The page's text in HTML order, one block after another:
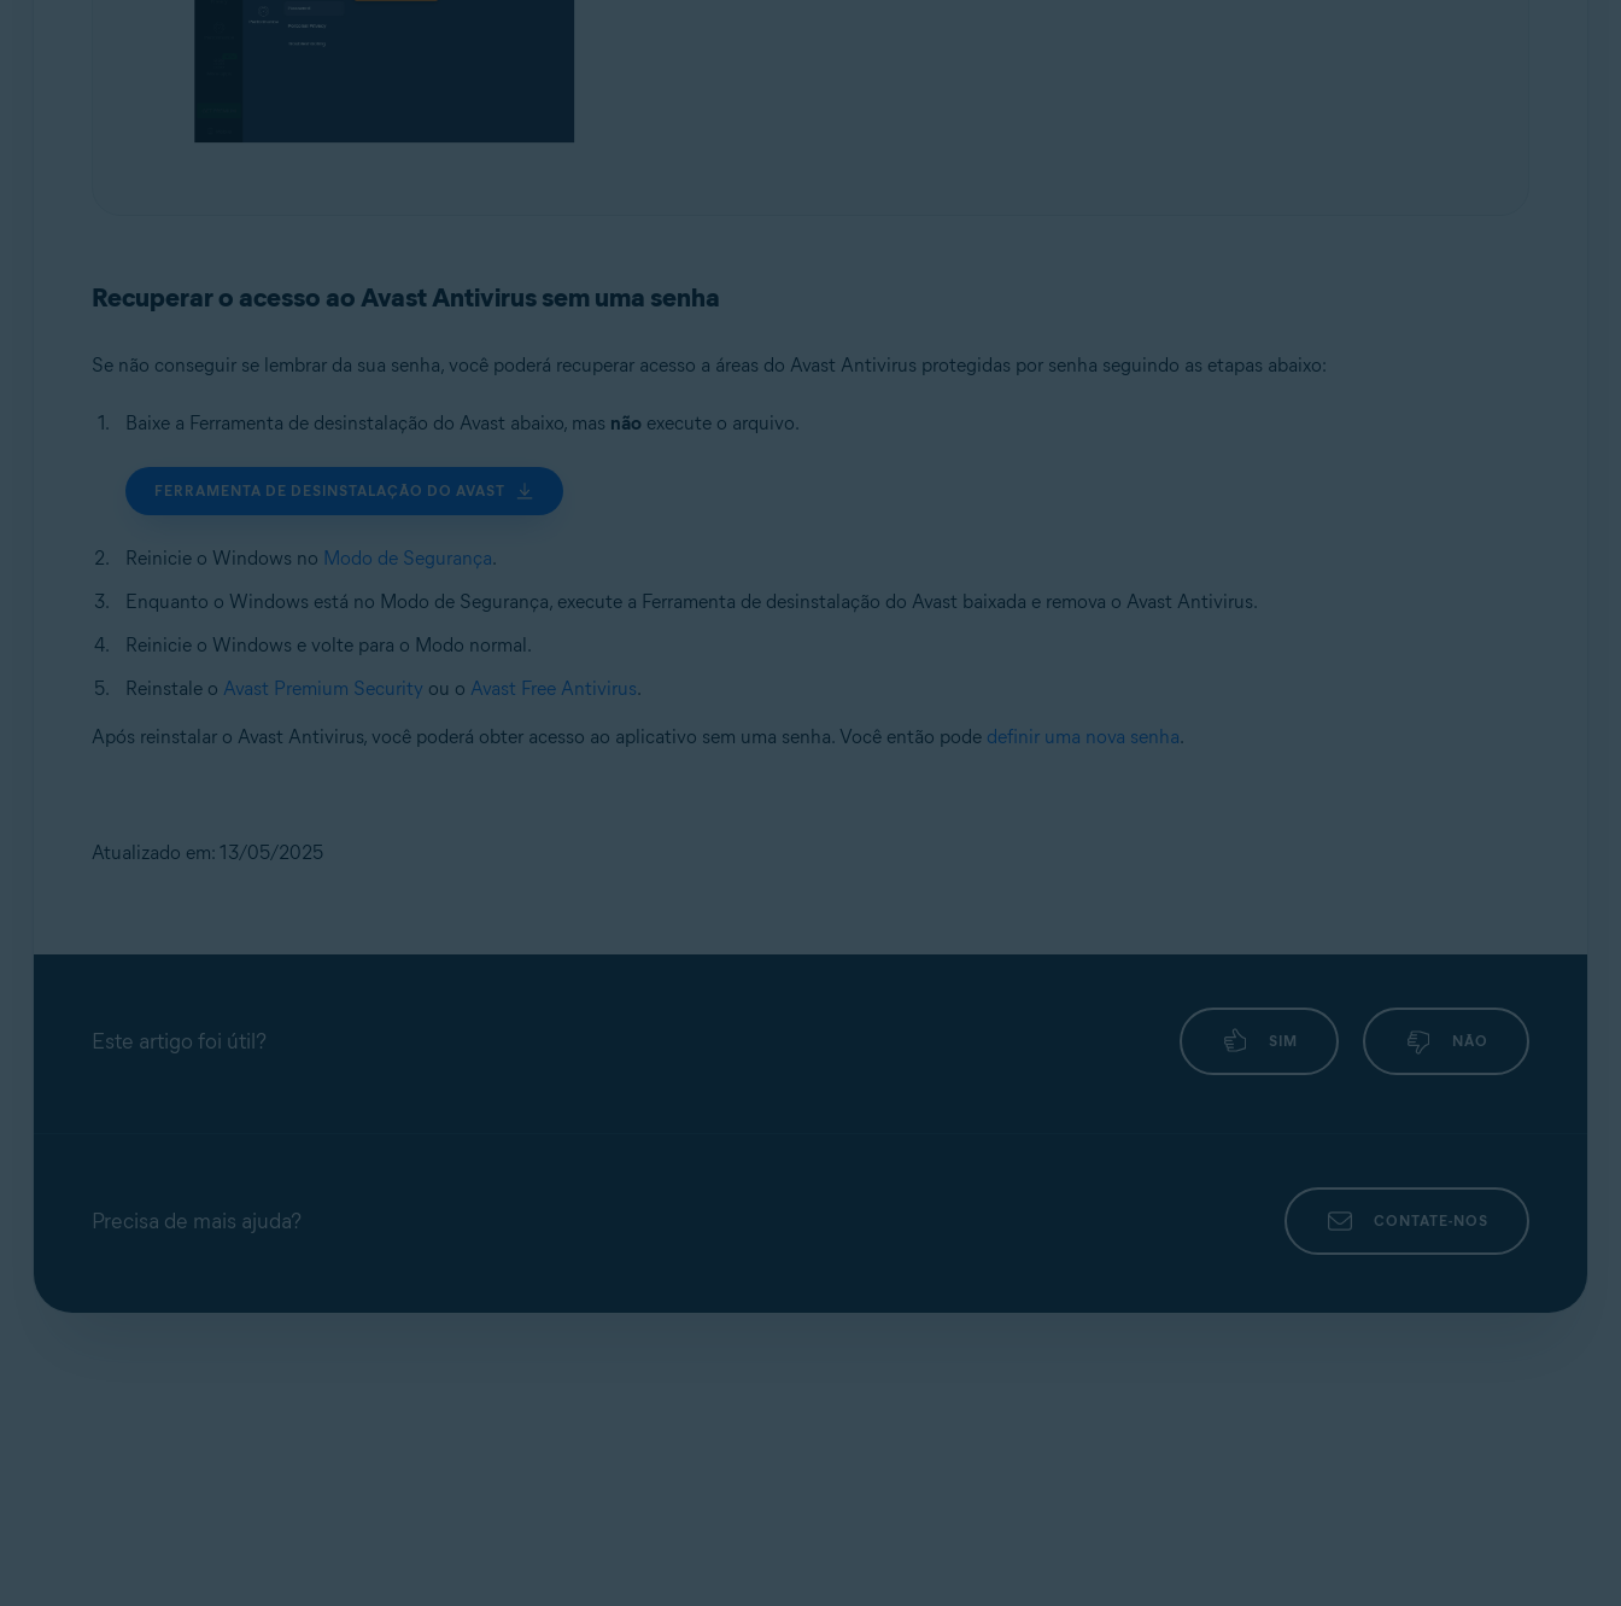
Recuperar o acesso ao Avast Antivirus sem uma senha
Se não conseguir se lembrar da sua senha, você poderá recuperar acesso a áreas do Avast Antivirus protegidas por senha seguindo as etapas abaixo:
Baixe a Ferramenta de desinstalação do Avast abaixo, mas não execute o arquivo.
FERRAMENTA DE DESINSTALAÇÃO DO AVAST
Reinicie o Windows no Modo de Segurança.
Enquanto o Windows está no Modo de Segurança, execute a Ferramenta de desinstalação do Avast baixada e remova o Avast Antivirus.
Reinicie o Windows e volte para o Modo normal.
Reinstale o Avast Premium Security ou o Avast Free Antivirus.
Após reinstalar o Avast Antivirus, você poderá obter acesso ao aplicativo sem uma senha. Você então pode definir uma nova senha.
Atualizado em: 13/05/2025
Este artigo foi útil? SIM NÃO
Precisa de mais ajuda? CONTATE-NOS